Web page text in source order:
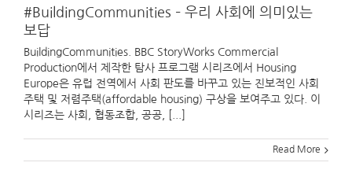
#BuildingCommunities – 우리 사회에 의미있는
보답
BuildingCommunities. BBC StoryWorks Commercial
Production에서 제작한 탐사 프로그램 시리즈에서 Housing
Europe은 유럽 전역에서 사회 판도를 바꾸고 있는 진보적인 사회
주택 및 저렴주택(affordable housing) 구상을 보여주고 있다. 이
시리즈는 사회, 협동조합, 공공, [...]
Read More